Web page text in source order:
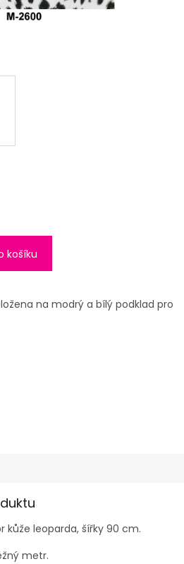
košíku
na modrý a bílý podklad pro
kůže leoparda, šířky 90 cm.
metr.